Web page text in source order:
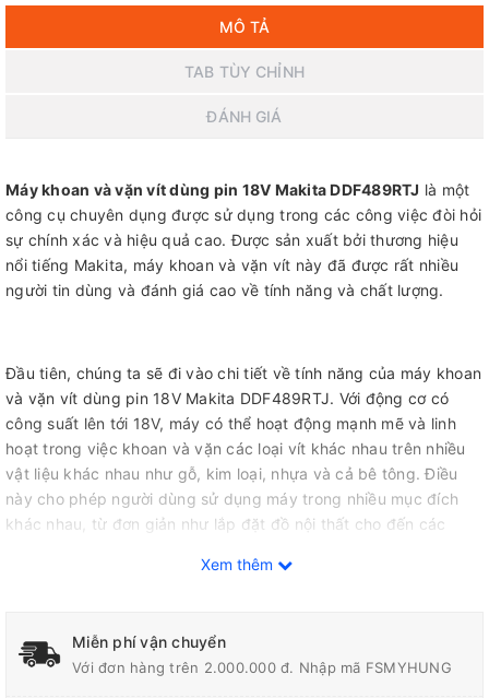
MÔ TẢ
TAB TÙY CHỈNH
ĐÁNH GIÁ
Máy khoan và vặn vít dùng pin 18V Makita DDF489RTJ là một
công cụ chuyên dụng được sử dụng trong các công việc đòi hỏi
sự chính xác và hiệu quả cao. Được sản xuất bởi thương hiệu
nổi tiếng Makita, máy khoan và vặn vít này đã được rất nhiều
người tin dùng và đánh giá cao về tính năng và chất lượng.
Đầu tiên, chúng ta sẽ đi vào chi tiết về tính năng của máy khoan
và vặn vít dùng pin 18V Makita DDF489RTJ. Với động cơ có
công suất lên tới 18V, máy có thể hoạt động mạnh mẽ và linh
hoạt trong việc khoan và vặn các loại vít khác nhau trên nhiều
vật liệu khác nhau như gỗ, kim loại, nhựa và cả bê tông. Điều
này cho phép người dùng sử dụng máy trong nhiều mục đích
khác nhau, từ đơn giản như lắp đặt đồ nội thất cho đến các
loại công việc khác nhau. Tốc độ cao sẽ giúp cho việc khoan và
vặn nhanh hơn, trong khi tốc độ thấp sẽ giúp cho việc làm việc
Xem thêm
Miễn phí vận chuyển
Với đơn hàng trên 2.000.000 đ. Nhập mã FSMYHUNG